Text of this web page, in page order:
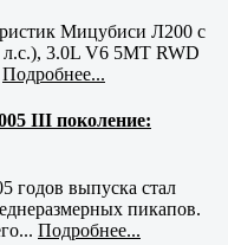
Мицубиси Л200 с
3.0L V6 5MT RWD
Подробнее...
III поколение:
годов выпуска стал
пикапов.
Подробнее...